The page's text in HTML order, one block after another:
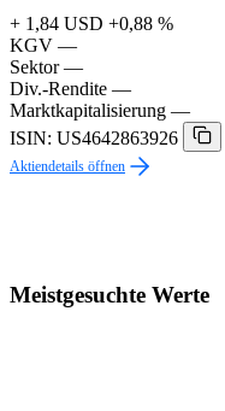
+ 1,84 USD +0,88 %
KGV —
Sektor —
Div.-Rendite —
Marktkapitalisierung —
ISIN: US4642863926
Aktiendetails öffnen
Meistgesuchte Werte